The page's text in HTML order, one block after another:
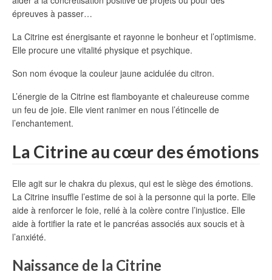
épreuves à passer…
La Citrine est énergisante et rayonne le bonheur et l’optimisme.
Elle procure une vitalité physique et psychique.
Son nom évoque la couleur jaune acidulée du citron.
L’énergie de la Citrine est flamboyante et chaleureuse comme
un feu de joie. Elle vient ranimer en nous l’étincelle de
l’enchantement.
La Citrine au cœur des émotions
Elle agit sur le chakra du plexus, qui est le siège des émotions.
La Citrine insuffle l’estime de soi à la personne qui la porte. Elle
aide à renforcer le foie, relié à la colère contre l’injustice. Elle
aide à fortifier la rate et le pancréas associés aux soucis et à
l’anxiété.
Naissance de la Citrine